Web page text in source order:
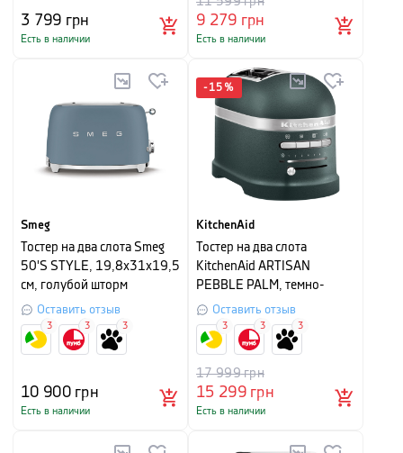
3 799 грн
Есть в наличии
9 279 грн
Есть в наличии
Smeg
Тостер на два слота Smeg
50'S STYLE, 19,8х31х19,5
см, голубой шторм
Оставить отзыв
10 900грн
Есть в наличии
3 3 3
-15 %
KitchenAid
Тостер на два слота
KitchenAid ARTISAN
PEBBLE PALM, темно-
зеленый
Оставить отзыв
15 299грн
17 999грн
Есть в наличии
3 3 3